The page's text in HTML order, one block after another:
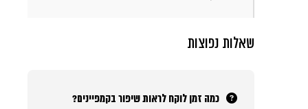
שאלות נפוצות
כמה זמן לוקח לראות שיפור בקמפיינים?